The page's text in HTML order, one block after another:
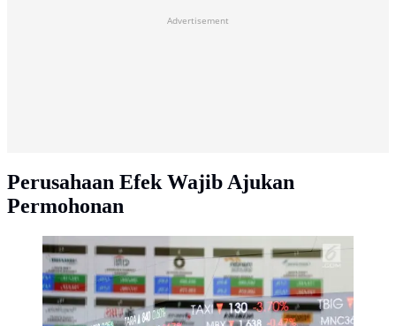
Advertisement
Perusahaan Efek Wajib Ajukan
Permohonan